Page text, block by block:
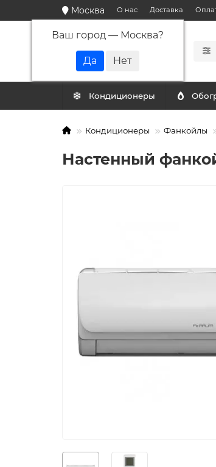
Москва
Ваш город — Москва?
О нас Доставка
Кондиционеры
Кондиционеры Фанкойлы
Настенный